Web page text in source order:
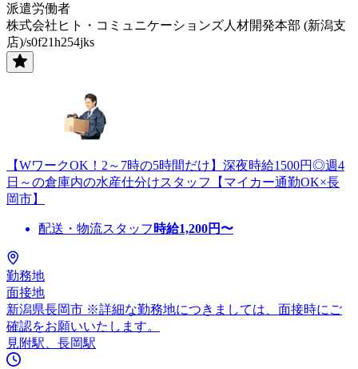
派遣労働者
株式会社ヒト・コミュニケーションズ人材開発本部 (新潟支
店)/s0f21h254jks
【WワークOK！2～7時の5時間だけ】深夜時給1500円◎週4
日～の倉庫内の水産仕分けスタッフ【マイカー通勤OK×長
岡市】
配送・物流スタッフ 時給1,200円〜
勤務地
面接地
新潟県長岡市 ※詳細な勤務地につきましては、面接時にご
確認をお願いいたします。
見附駅、長岡駅